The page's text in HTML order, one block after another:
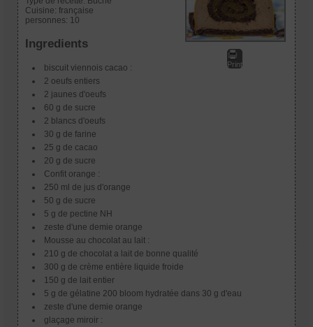
Print
Cuisine: française
personnes: 10
Ingredients
biscuit viennois cacao :
2 oeufs entiers
2 jaunes d'oeufs
60 g de sucre
2 blancs d'oeufs
30 g de farine
25 g de cacao
20 g de sucre
Confit orange :
250 ml de jus d'orange
50 g de sucre
5 g de pectine NH
zeste d'une demie orange
Mousse au chocolat au lait :
210 g de chocolat a lait de bonne qualité
300 g de crème entière liquide froide
150 g de lait entier
5 g de gélatine 200 bloom hydratée dans 30 g d'eau
zeste d'une demie orange
glaçage miroir :